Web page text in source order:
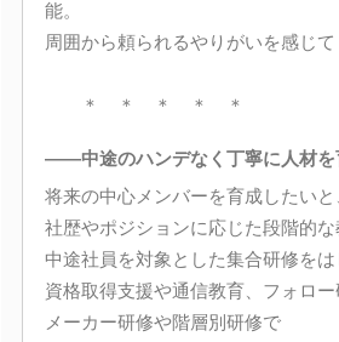
能。
周囲から頼られるやりがいを感じて
＊ ＊ ＊ ＊ ＊
――中途のハンデなく丁寧に人材を
将来の中心メンバーを育成したいと
社歴やポジションに応じた段階的な
中途社員を対象とした集合研修をは
資格取得支援や通信教育、フォロー
メーカー研修や階層別研修で